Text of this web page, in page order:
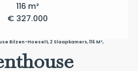
116 m²
€ 327.000
Bilzen-Hoeselt, 2 Slaapkamers, 116 M²,